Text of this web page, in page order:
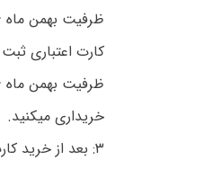
کارت اعتباری
خریداری میکنید.
۳: بعد از خرید